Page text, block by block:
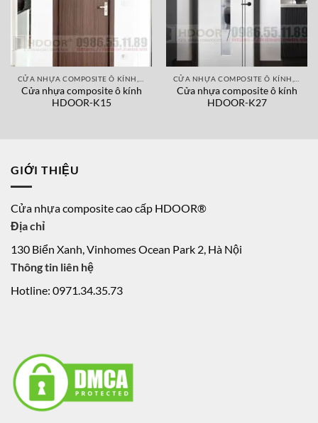
Cửa nhựa composite ô kính
HDOOR-K15
Cửa nhựa composite ô kính
HDOOR-K27
GIỚI THIỆU
Cửa nhựa composite cao cấp HDOOR®
Địa chỉ
130 Biển Xanh, Vinhomes Ocean Park 2, Hà Nội
Thông tin liên hệ
Hotline: 0971.34.35.73